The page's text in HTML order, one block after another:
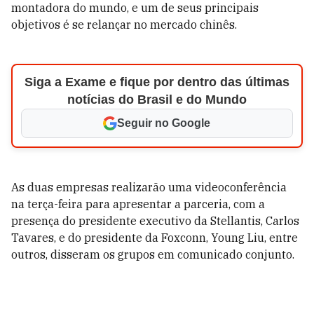
montadora do mundo, e um de seus principais
objetivos é se relançar no mercado chinês.
Siga a Exame e fique por dentro das últimas
notícias do Brasil e do Mundo
Seguir no Google
As duas empresas realizarão uma videoconferência
na terça-feira para apresentar a parceria, com a
presença do presidente executivo da Stellantis, Carlos
Tavares, e do presidente da Foxconn, Young Liu, entre
outros, disseram os grupos em comunicado conjunto.